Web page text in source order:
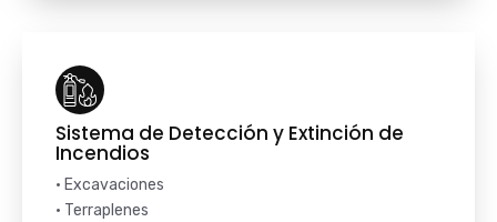
Sistema de Detección y Extinción de
Incendios
• Excavaciones
• Terraplenes